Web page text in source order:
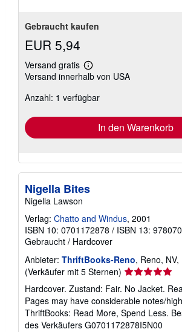
Gebraucht kaufen
EUR 5,94
Versand gratis
Weitere
Informationen
Versandkosten
Versand innerhalb von USA
Anzahl: 1 verfügbar
In den Warenkorb
Nigella Bites
Nigella Lawson
Verlag: Chatto and Windus, 2001
ISBN 10: 0701172878 / ISBN 13:
Gebraucht / Hardcover
Anbieter: ThriftBooks-Reno, Reno, NV,
(Verkäufer mit 5 Sternen)
5
von
5
Sternen
Hardcover. Zustand: Fair. No Jacket.
Pages may have considerable notes/
ThriftBooks: Read More, Spend Less.
des Verkäufers G0701172878I5N00